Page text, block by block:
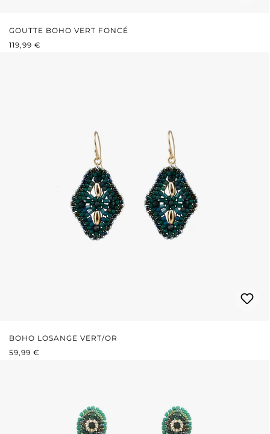
GOUTTE BOHO VERT FONCÉ
PRIX RÉGULIER :
119,99 €
BOHO LOSANGE VERT/OR
PRIX RÉGULIER :
59,99 €